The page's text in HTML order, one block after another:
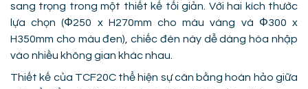
sang trọng trong một thiết kế tối giản. Với hai kích thước
lựa chọn (Φ250 x H270mm cho màu vàng và Φ300 x
H350mm cho màu đen), chiếc đèn này dễ dàng hòa nhập
vào nhiều không gian khác nhau.
Thiết kế của TCF20C thể hiện sự cân bằng hoàn hảo giữa